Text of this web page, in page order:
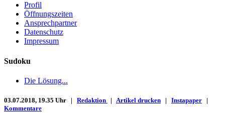
Profil
Öffnungszeiten
Ansprechpartner
Datenschutz
Impressum
Sudoku
Die Lösung...
03.07.2018, 19.35 Uhr | Redaktion | Artikel drucken | Instapaper |
Kommentare